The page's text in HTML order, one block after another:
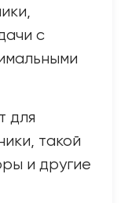
с
для
такой
и другие